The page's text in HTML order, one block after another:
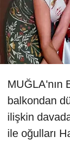
MUĞLA'nın
balkondan
ilişkin
ile oğulları